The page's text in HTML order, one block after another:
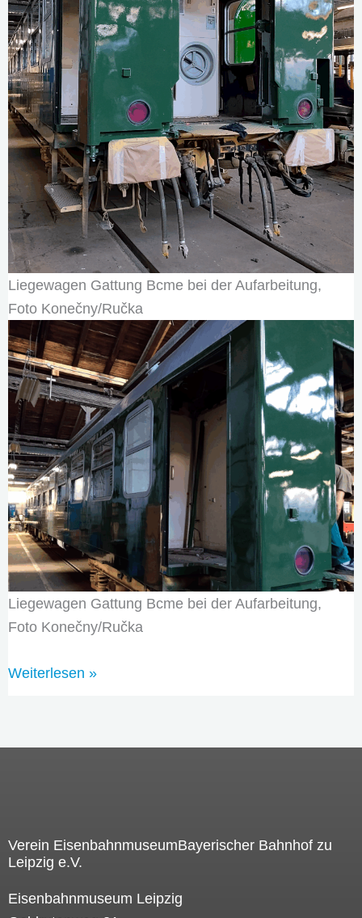
Liegewagen Gattung Bcme bei der Aufarbeitung,
Foto Konečny/Ručka
Liegewagen Gattung Bcme bei der Aufarbeitung,
Foto Konečny/Ručka
Weiterlesen »
Verein EisenbahnmuseumBayerischer Bahnhof zu
Leipzig e.V.
Eisenbahnmuseum Leipzig